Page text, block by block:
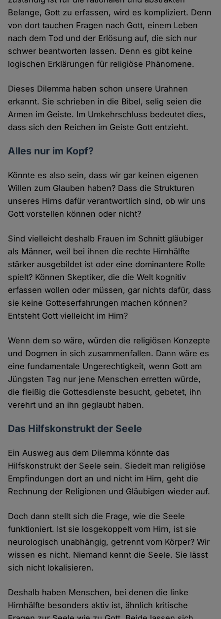
Belange, Gott zu erfassen, wird es kompliziert. Denn
von dort tauchen Fragen nach Gott, einem Leben
nach dem Tod und der Erlösung auf, die sich nur
schwer beantworten lassen. Denn es gibt keine
logischen Erklärungen für religiöse Phänomene.
Dieses Dilemma haben schon unsere Urahnen
erkannt. Sie schrieben in die Bibel, selig seien die
Armen im Geiste. Im Umkehrschluss bedeutet dies,
dass sich den Reichen im Geiste Gott entzieht.
Alles nur im Kopf?
Könnte es also sein, dass wir gar keinen eigenen
Willen zum Glauben haben? Dass die Strukturen
unseres Hirns dafür verantwortlich sind, ob wir uns
Gott vorstellen können oder nicht?
Sind vielleicht deshalb Frauen im Schnitt gläubiger
als Männer, weil bei ihnen die rechte Hirnhälfte
stärker ausgebildet ist oder eine dominantere Rolle
spielt? Können Skeptiker, die die Welt kognitiv
erfassen wollen oder müssen, gar nichts dafür, dass
sie keine Gotteserfahrungen machen können?
Entsteht Gott vielleicht im Hirn?
Wenn dem so wäre, würden die religiösen Konzepte
und Dogmen in sich zusammenfallen. Dann wäre es
eine fundamentale Ungerechtigkeit, wenn Gott am
Jüngsten Tag nur jene Menschen erretten würde,
die fleißig die Gottesdienste besucht, gebetet, ihn
verehrt und an ihn geglaubt haben.
Das Hilfskonstrukt der Seele
Ein Ausweg aus dem Dilemma könnte das
Hilfskonstrukt der Seele sein. Siedelt man religiöse
Empfindungen dort an und nicht im Hirn, geht die
Rechnung der Religionen und Gläubigen wieder auf.
Doch dann stellt sich die Frage, wie die Seele
funktioniert. Ist sie losgekoppelt vom Hirn, ist sie
neurologisch unabhängig, getrennt vom Körper? Wir
wissen es nicht. Niemand kennt die Seele. Sie lässt
sich nicht lokalisieren.
Deshalb haben Menschen, bei denen die linke
Hirnhälfte besonders aktiv ist, ähnlich kritische